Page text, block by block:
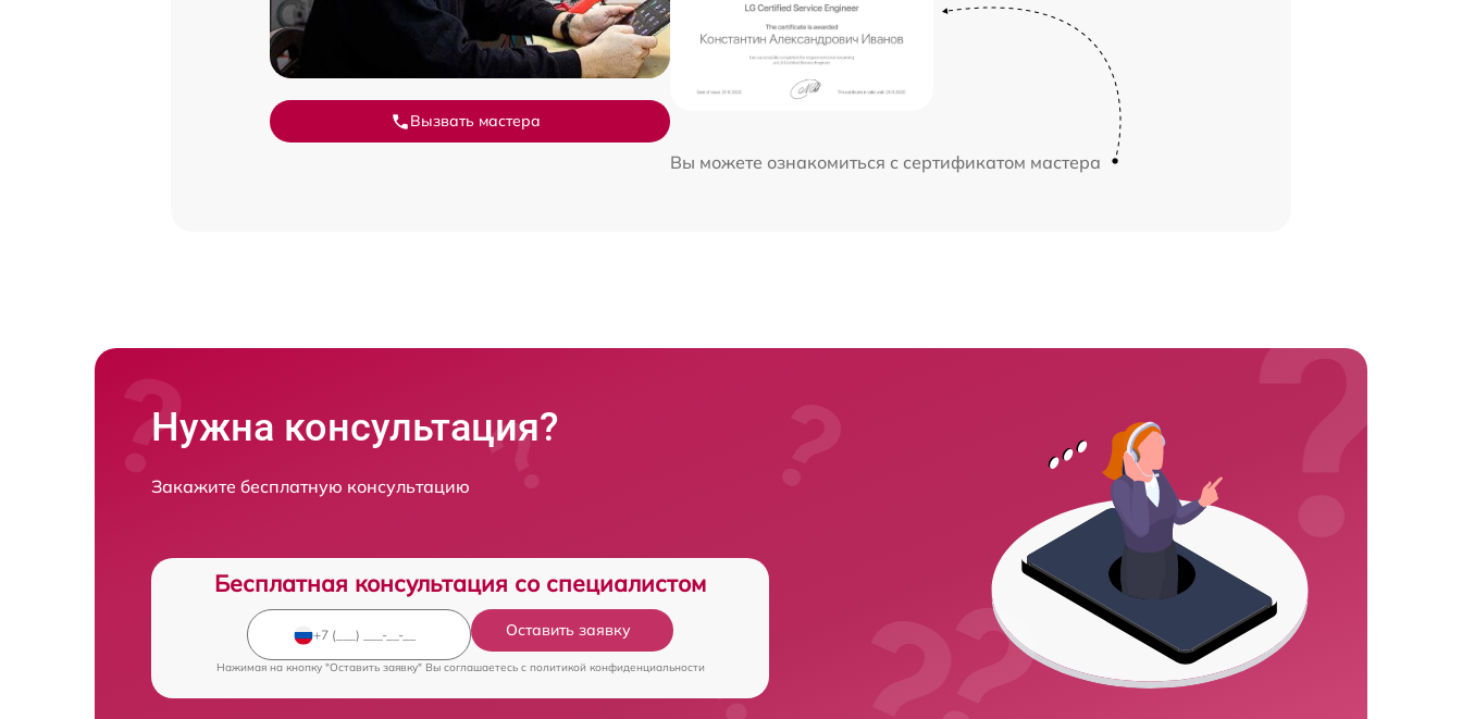
Вызвать мастера
Вы можете ознакомиться с сертификатом мастера
Нужна консультация?
Закажите бесплатную консультацию
Бесплатная консультация со специалистом
Оставить заявку
Нажимая на кнопку "Оставить заявку" Вы соглашаетесь c политикой конфиденциальности